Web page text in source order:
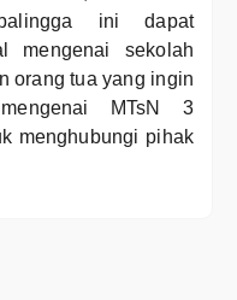
ini dapat
mengenai sekolah
orang tua yang ingin
MTsN 3
menghubungi pihak